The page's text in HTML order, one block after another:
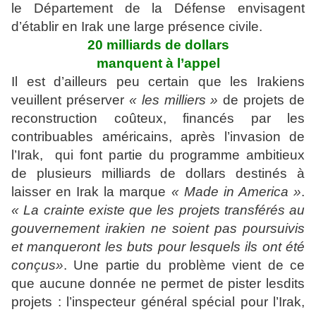
le Département de la Défense envisagent
d’établir en Irak une large présence civile.
20 milliards de dollars
manquent à l’appel
Il est d’ailleurs peu certain que les Irakiens
veuillent préserver « les milliers » de projets de
reconstruction coûteux, financés par les
contribuables américains, après l’invasion de
l’Irak, qui font partie du programme ambitieux
de plusieurs milliards de dollars destinés à
laisser en Irak la marque « Made in America ».
« La crainte existe que les projets transférés au
gouvernement irakien ne soient pas poursuivis
et manqueront les buts pour lesquels ils ont été
conçus». Une partie du problème vient de ce
que aucune donnée ne permet de pister lesdits
projets : l’inspecteur général spécial pour l’Irak,